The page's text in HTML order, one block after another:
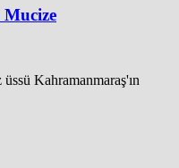
Mucize
Kahramanmaraş'ın